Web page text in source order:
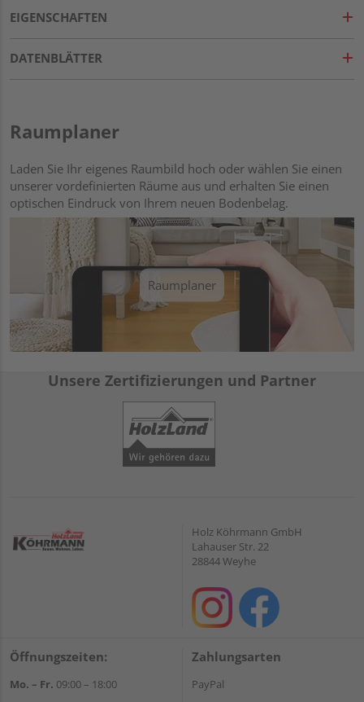
EIGENSCHAFTEN
DATENBLÄTTER
Raumplaner
Laden Sie Ihr eigenes Raumbild hoch oder wählen Sie einen
unserer vordefinierten Räume aus und erhalten Sie einen
optischen Eindruck von Ihrem neuen Bodenbelag.
Raumplaner
Unsere Zertifizierungen und Partner
Holz Köhrmann GmbH
Lahauser Str. 22
28844 Weyhe
Öffnungszeiten:
Mo. – Fr. 09:00 – 18:00
Zahlungsarten
PayPal